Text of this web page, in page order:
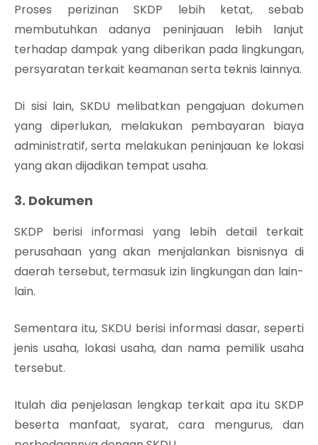
Proses perizinan SKDP lebih ketat, sebab
membutuhkan adanya peninjauan lebih lanjut
terhadap dampak yang diberikan pada lingkungan,
persyaratan terkait keamanan serta teknis lainnya.
Di sisi lain, SKDU melibatkan pengajuan dokumen
yang diperlukan, melakukan pembayaran biaya
administratif, serta melakukan peninjauan ke lokasi
yang akan dijadikan tempat usaha.
3. Dokumen
SKDP berisi informasi yang lebih detail terkait
perusahaan yang akan menjalankan bisnisnya di
daerah tersebut, termasuk izin lingkungan dan lain-
lain.
Sementara itu, SKDU berisi informasi dasar, seperti
jenis usaha, lokasi usaha, dan nama pemilik usaha
tersebut.
Itulah dia penjelasan lengkap terkait apa itu SKDP
beserta manfaat, syarat, cara mengurus, dan